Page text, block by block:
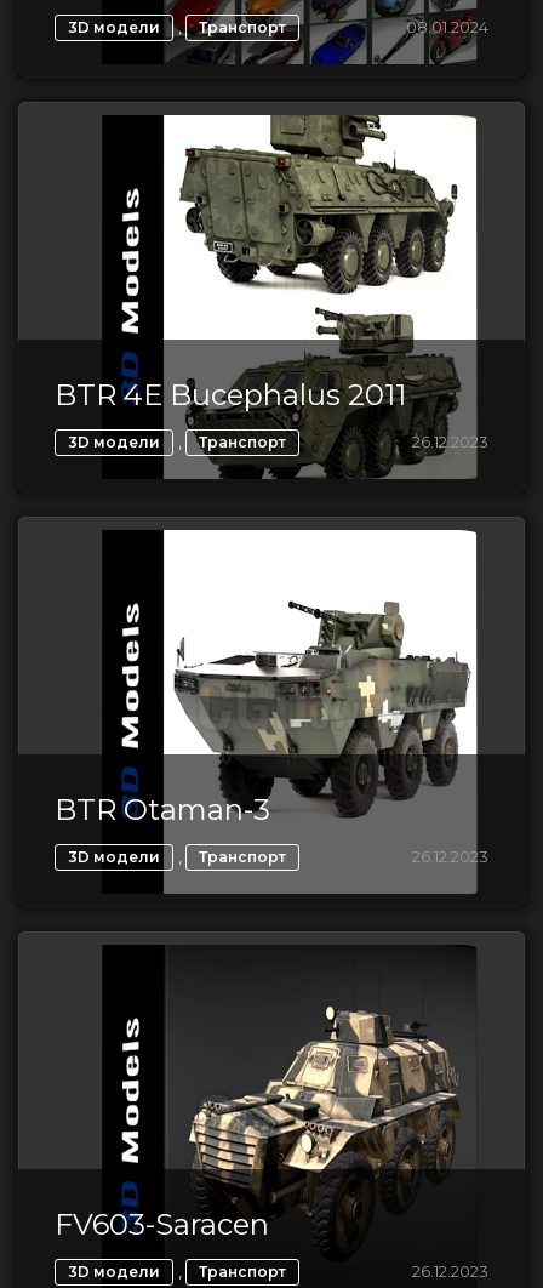
3D модели , Транспорт 08.01.2024
BTR 4E Bucephalus 2011
3D модели , Транспорт 26.12.2023
BTR Otaman-3
3D модели , Транспорт 26.12.2023
FV603-Saracen
3D модели , Транспорт 26.12.2023